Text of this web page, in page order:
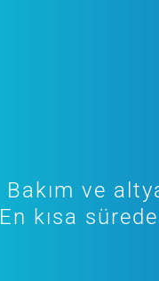
Bakım ve
En kısa